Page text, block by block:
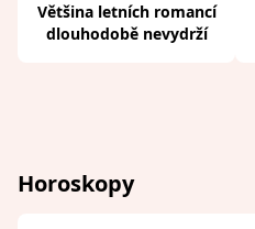
Většina letních romancí
dlouhodobě nevydrží
Horoskopy